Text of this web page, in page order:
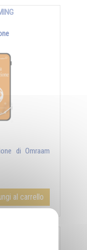
di Omraam
al carrello